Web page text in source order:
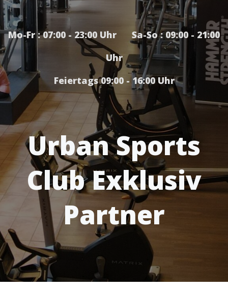
Mo-Fr : 07:00 - 23:00 Uhr Sa-So : 09:00 - 21:00
Uhr
Feiertags 09:00 - 16:00 Uhr
Urban Sports
Club Exklusiv
Partner